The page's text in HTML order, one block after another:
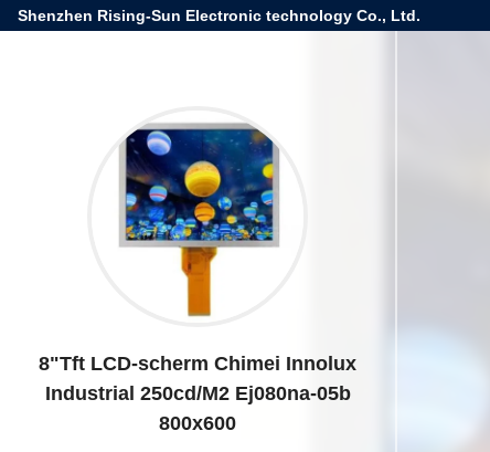
Shenzhen Rising-Sun Electronic technology Co., Ltd.
8"Tft LCD-scherm Chimei Innolux
Industrial 250cd/M2 Ej080na-05b
800x600